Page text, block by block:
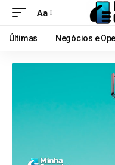
Aa
Últimas Negócios e